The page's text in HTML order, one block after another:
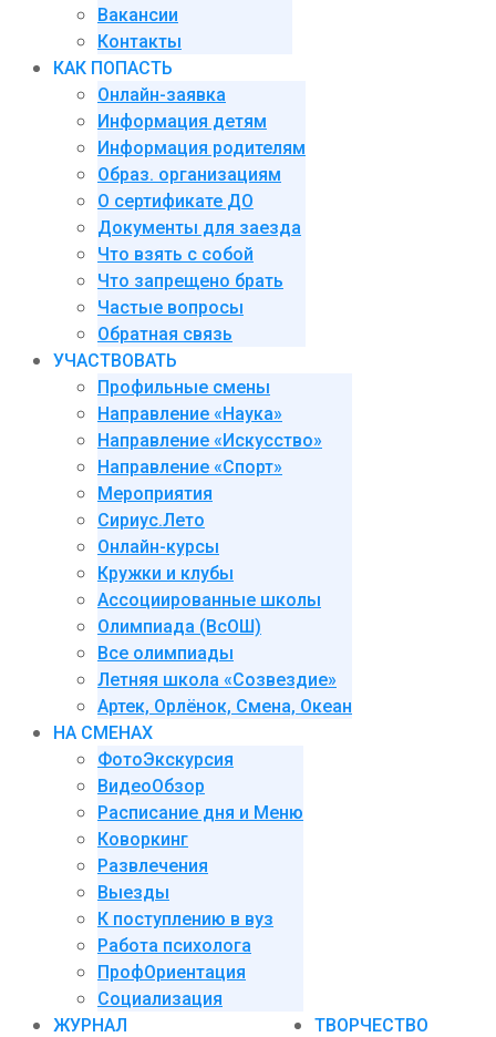
Вакансии
Контакты
КАК ПОПАСТЬ
Онлайн-заявка
Информация детям
Информация родителям
Образ. организациям
О сертификате ДО
Документы для заезда
Что взять с собой
Что запрещено брать
Частые вопросы
Обратная связь
УЧАСТВОВАТЬ
Профильные смены
Направление «Наука»
Направление «Искусство»
Направление «Спорт»
Мероприятия
Сириус.Лето
Онлайн-курсы
Кружки и клубы
Ассоциированные школы
Олимпиада (ВсОШ)
Все олимпиады
Летняя школа «Созвездие»
Артек, Орлёнок, Смена, Океан
НА СМЕНАХ
ФотоЭкскурсия
ВидеоОбзор
Расписание дня и Меню
Коворкинг
Развлечения
Выезды
К поступлению в вуз
Работа психолога
ПрофОриентация
Социализация
ЖУРНАЛ
ТВОРЧЕСТВО